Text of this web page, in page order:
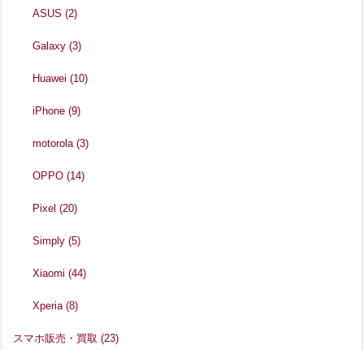
ASUS(2)
Galaxy(3)
Huawei(10)
iPhone(9)
motorola(3)
OPPO(14)
Pixel(20)
Simply(5)
Xiaomi(44)
Xperia(8)
スマホ販売・買取 (23)